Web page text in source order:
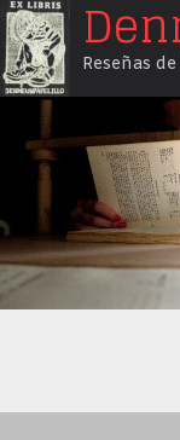
Saltar
al
contenido
Reseñas